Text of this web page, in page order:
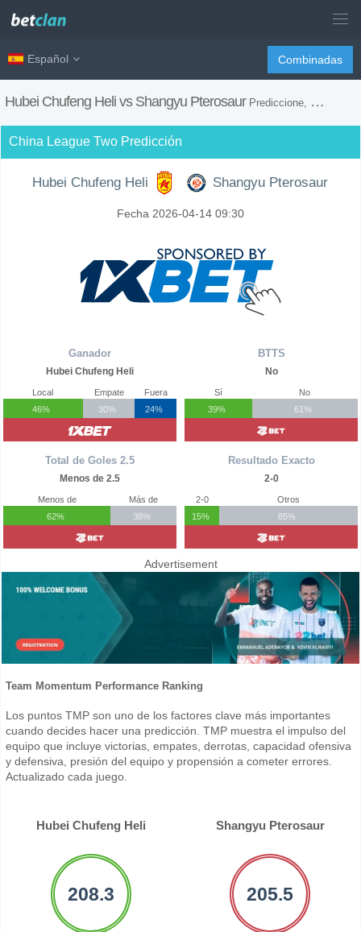
Español Combinadas
Hubei Chufeng Heli vs Shangyu Pterosaur Prediccione, H2H, Consejos de Apuestas y Previsión del Partido
China League Two Predicción
Hubei Chufeng Heli Shangyu Pterosaur
Fecha 2026-04-14 09:30
Ganador
Hubei Chufeng Heli
Local
46%
Empate
30%
Fuera
24%
Total de Goles 2.5
Menos de 2.5
Menos de
62%
Más de
38%
BTTS
No
Sí
39%
No
61%
Resultado Exacto
2-0
2-0
15%
Otros
85%
Advertisement
Team Momentum Performance Ranking
Los puntos TMP son uno de los factores clave más importantes
cuando decides hacer una predicción. TMP muestra el impulso del
equipo que incluye victorias, empates, derrotas, capacidad ofensiva
y defensiva, presión del equipo y propensión a cometer errores.
Actualizado cada juego.
Hubei Chufeng Heli Shangyu Pterosaur
208.3 205.5